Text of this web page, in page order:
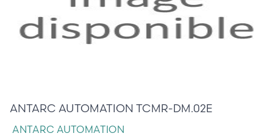
ANTARC AUTOMATION TCMR-DM.02E
ANTARC AUTOMATION